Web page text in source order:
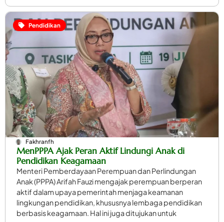
Pendidikan
Fakhranfh
MenPPPA Ajak Peran Aktif Lindungi Anak di
Pendidikan Keagamaan
Menteri Pemberdayaan Perempuan dan Perlindungan
Anak (PPPA) Arifah Fauzi mengajak perempuan berperan
aktif dalam upaya pemerintah menjaga keamanan
lingkungan pendidikan, khususnya lembaga pendidikan
berbasis keagamaan. Hal ini juga ditujukan untuk